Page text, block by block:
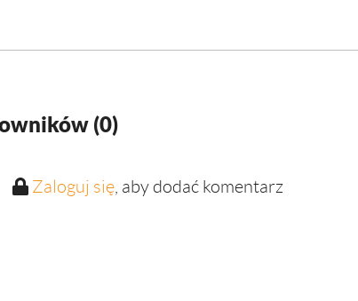
(0)
Zaloguj się, aby dodać komentarz